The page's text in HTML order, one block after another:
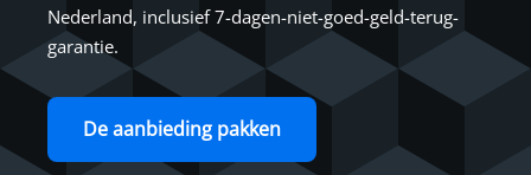
Nederland, inclusief 7-dagen-niet-goed-geld-terug-
garantie.
De aanbieding pakken